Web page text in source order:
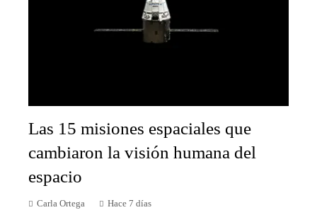
Las 15 misiones espaciales que
cambiaron la visión humana del
espacio
Carla Ortega Hace 7 días